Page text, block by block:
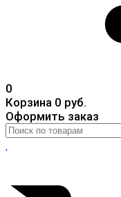
0
Корзина 0 руб.
Оформить заказ